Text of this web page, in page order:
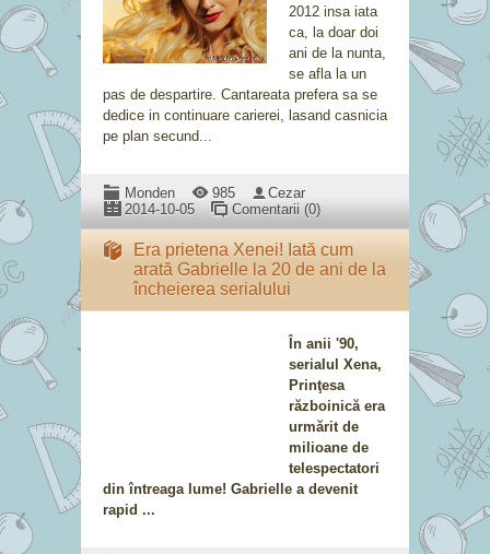
2012 insa iata
ca, la doar doi
ani de la nunta,
se afla la un
pas de despartire. Cantareata prefera sa se
dedice in continuare carierei, lasand casnicia
pe plan secund...
Monden 985
Cezar
2014-10-05
Comentarii (0)
Era prietena Xenei! Iată cum
arată Gabrielle la 20 de ani de la
încheierea serialului
În anii '90,
serialul Xena,
Prinţesa
războinică era
urmărit de
milioane de
telespectatori
din întreaga lume! Gabrielle a devenit
rapid ...